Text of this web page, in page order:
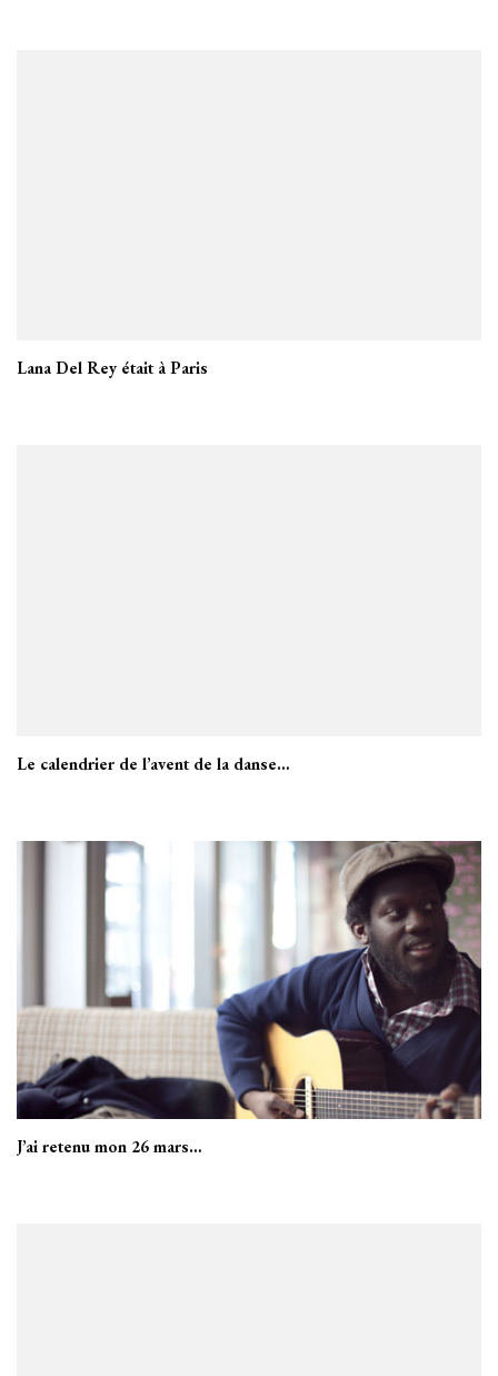
Lana Del Rey était à Paris
Le calendrier de l’avent de la danse…
J’ai retenu mon 26 mars…